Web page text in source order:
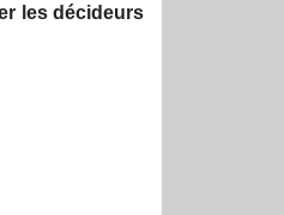
les décideurs